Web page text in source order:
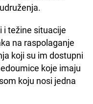
i težine situacije
na raspolaganje
koji su im dostupni
koje imaju
koju nosi jedna